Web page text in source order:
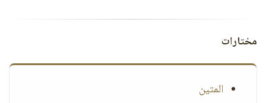
مختارات
المتين